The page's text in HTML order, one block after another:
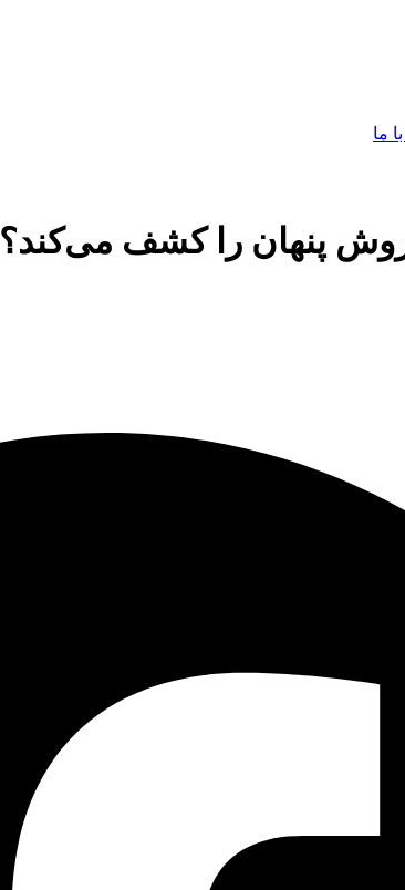
ما
پنهان را کشف می‌کند؟